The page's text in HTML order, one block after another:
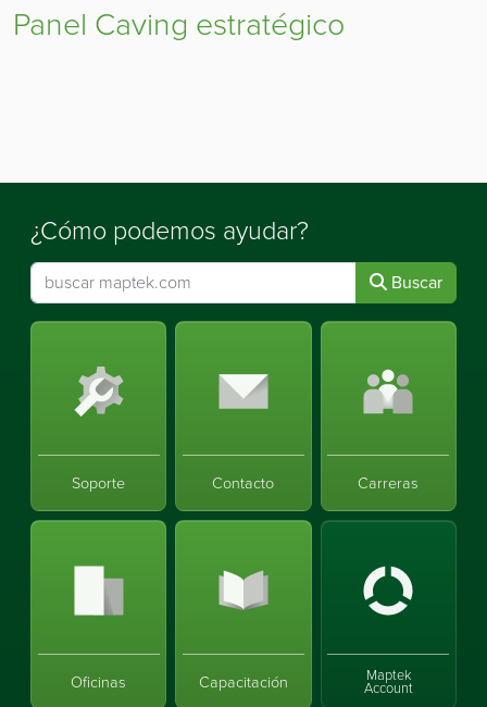
Panel Caving estratégico
¿Cómo podemos ayudar?
Buscar
Soporte Contacto Carreras
Oficinas Capacitación Maptek
Account